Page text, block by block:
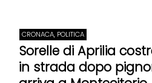
CRONACA, POLITICA
Sorelle di Aprilia
in strada dopo